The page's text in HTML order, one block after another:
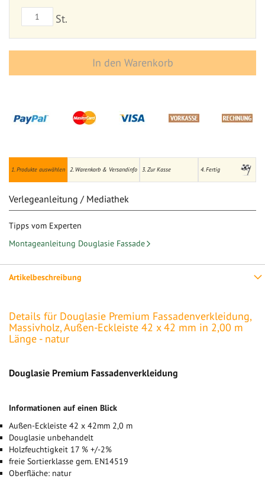
1. Produkte auswählen 2. Warenkorb & Versandinfo 3. Zur Kasse 4. Fertig
St.
In den Warenkorb
Artikelbeschreibung
Details für Douglasie Premium Fassadenverkleidung,
Massivholz, Außen-Eckleiste 42 x 42 mm in 2,00 m
Länge - natur
Douglasie Premium Fassadenverkleidung
Informationen auf einen Blick
Außen-Eckleiste 42 x 42mm 2,0 m
Douglasie unbehandelt
Holzfeuchtigkeit 17 % +/-2%
freie Sortierklasse gem. EN14519
Oberfläche: natur
Verlegeanleitung / Mediathek
Tipps vom Experten
Montageanleitung Douglasie Fassade